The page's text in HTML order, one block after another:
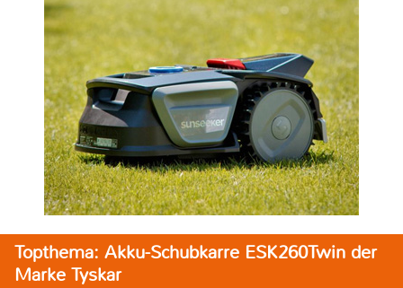
Topthema: Akku-Schubkarre ESK260Twin der
Marke Tyskar